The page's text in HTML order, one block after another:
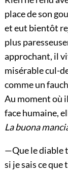
place de son
et eut bientôt
plus
approchant, il
misérable cul-
comme un
Au moment où
face humaine,
La buona
—Que le diable
si je sais ce que